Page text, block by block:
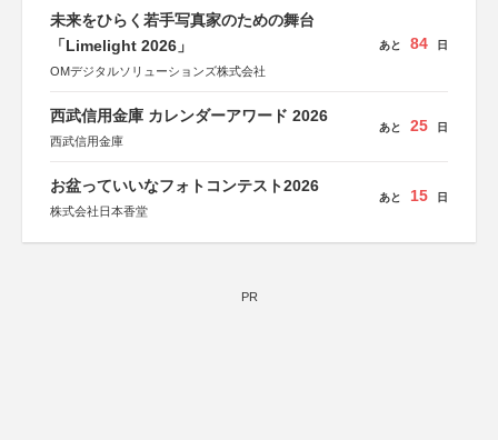
未来をひらく若手写真家のための舞台
「Limelight 2026」
OMデジタルソリューションズ株式会社
あと 84 日
西武信用金庫 カレンダーアワード 2026
西武信用金庫
あと 25 日
お盆っていいなフォトコンテスト2026
株式会社日本香堂
あと 15 日
PR